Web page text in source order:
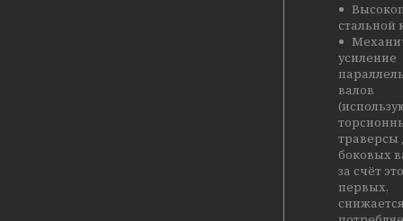
стальной
усиление
валов
траверсы
боковых
за счёт
первых,